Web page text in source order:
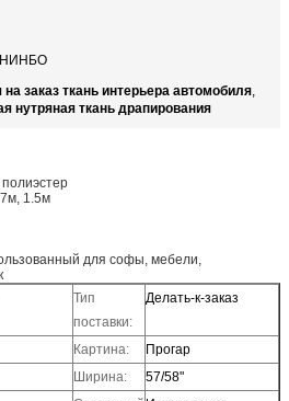
на заказ ткань интерьера автомобиля,
нутряная ткань драпирования
1.5м
для софы, мебели,
Тип
поставки:
Делать-к-заказ
Картина:
Прогар
Ширина:
57/58"